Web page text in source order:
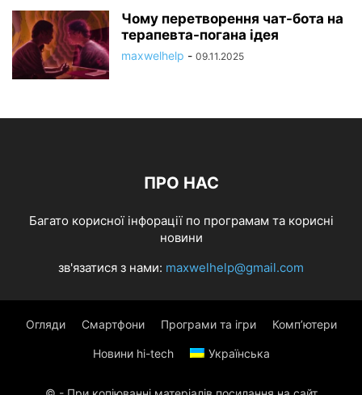
Чому перетворення чат-бота на
терапевта-погана ідея
maxwelhelp - 09.11.2025
ПРО НАС
Багато корисної інфорації по програмам та корисні
новини
зв'язатися з нами: maxwelhelp@gmail.com
Огляди Смартфони Програми та ігри Комп’ютери
Новини hi-tech Українська